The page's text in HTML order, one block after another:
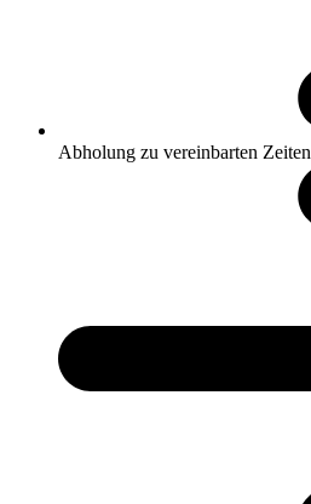
Abholung zu vereinbarten Zeiten